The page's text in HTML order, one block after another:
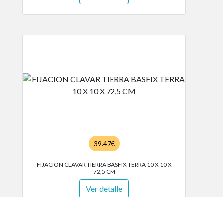
39.47€
FIJACION CLAVAR TIERRA BASFIX TERRA 10 X 10 X
72,5 CM
Ver detalle